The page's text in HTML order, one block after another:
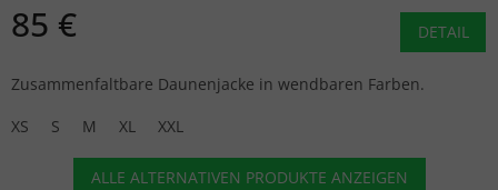
85 € DETAIL
Zusammenfaltbare Daunenjacke in wendbaren Farben.
XS
S M XL XXL
ALLE ALTERNATIVEN PRODUKTE ANZEIGEN